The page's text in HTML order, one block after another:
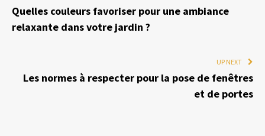
Quelles couleurs favoriser pour une ambiance
relaxante dans votre jardin ?
UP NEXT
Les normes à respecter pour la pose de fenêtres
et de portes